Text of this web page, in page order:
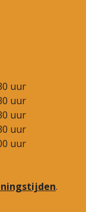
uur
uur
uur
uur
uur
.